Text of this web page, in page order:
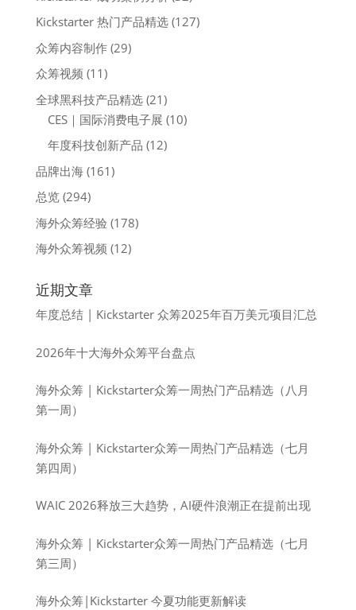
Kickstarter 热门产品精选(127)
众筹内容制作(29)
众筹视频 (11)
全球黑科技产品精选(21)
CES｜国际消费电子展 (10)
年度科技创新产品 (12)
品牌出海(161)
总览(294)
海外众筹经验 (178)
海外众筹视频 (12)
近期文章
年度总结 | Kickstarter 众筹2025年百万美元项目汇总
2026年十大海外众筹平台盘点
海外众筹 | Kickstarter众筹一周热门产品精选（八月
第一周）
海外众筹 | Kickstarter众筹一周热门产品精选（七月
第四周）
WAIC 2026释放三大趋势，AI硬件浪潮正在提前出现
海外众筹 | Kickstarter众筹一周热门产品精选（七月
第三周）
海外众筹|Kickstarter 今夏功能更新解读